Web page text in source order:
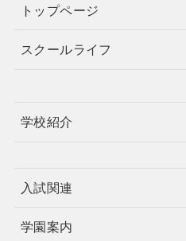
トップページ
スクールライフ
学校紹介
入試関連
学園案内